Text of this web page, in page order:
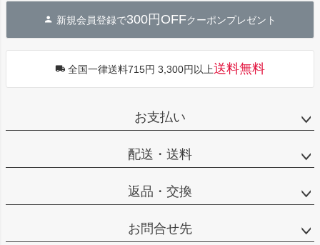
へ
新規会員登録で300円OFFクーポンプレゼント
全国一律送料715円 3,300円以上送料無料
お支払い
配送・送料
返品・交換
お問合せ先